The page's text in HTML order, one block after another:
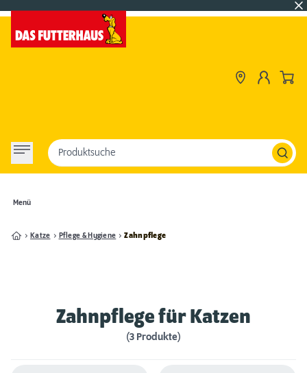
Menü
Produktsuche
Katze Pflege & Hygiene Zahnpflege
Zahnpflege für Katzen
(3 Produkte)